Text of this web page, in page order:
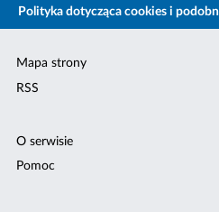
Polityka dotycząca cookies i
Mapa strony
RSS
O serwisie
Pomoc